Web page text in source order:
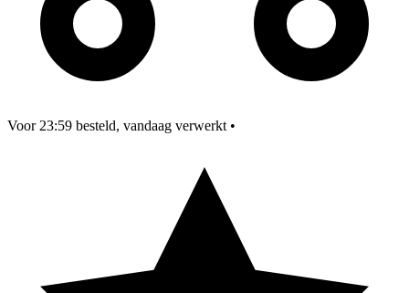
Voor 23:59 besteld, vandaag verwerkt •